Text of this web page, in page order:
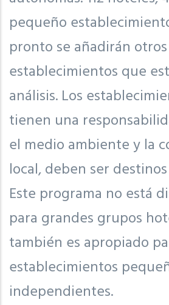
pequeño
pronto se añadirán
establecimientos que
análisis. Los
tienen una
el medio ambiente y la
local, deben ser
Este programa no está
para grandes grupos
también es apropiado
establecimientos
independientes.